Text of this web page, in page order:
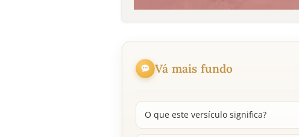
Vá mais fundo
O que este versículo significa?